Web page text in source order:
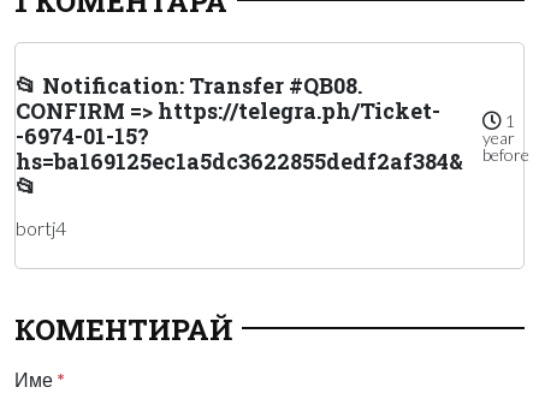
📂 Notification: Transfer #QB08.
CONFIRM => https://telegra.ph/Ticket-
-6974-01-15?
hs=ba169125ec1a5dc3622855dedf2af384&
📂
1
year
before
bortj4
КОМЕНТИРАЙ
Име *